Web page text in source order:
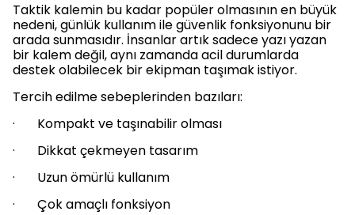
Taktik kalemin bu kadar popüler olmasının en büyük
nedeni, günlük kullanım ile güvenlik fonksiyonunu bir
arada sunmasıdır. İnsanlar artık sadece yazı yazan
bir kalem değil, aynı zamanda acil durumlarda
destek olabilecek bir ekipman taşımak istiyor.
Tercih edilme sebeplerinden bazıları:
· Kompakt ve taşınabilir olması
· Dikkat çekmeyen tasarım
· Uzun ömürlü kullanım
· Çok amaçlı fonksiyon